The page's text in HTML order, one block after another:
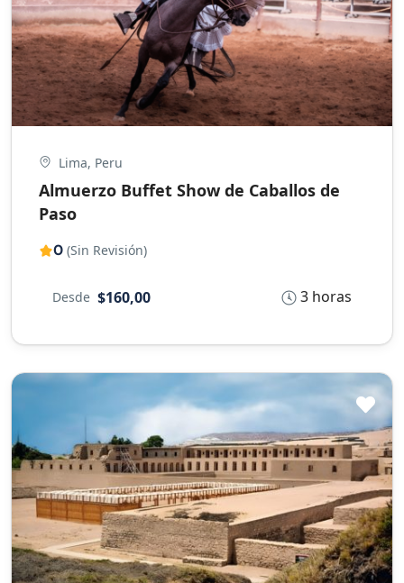
Lima, Peru
Almuerzo Buffet Show de Caballos de
Paso
0 (Sin Revisión)
3 horas
Desde $160,00